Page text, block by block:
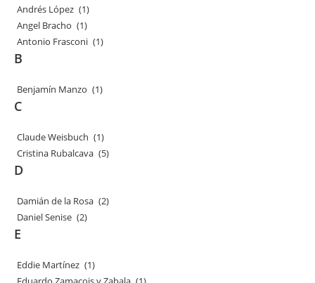
Andrés López (1)
Angel Bracho (1)
Antonio Frasconi (1)
B
Benjamín Manzo (1)
C
Claude Weisbuch (1)
Cristina Rubalcava (5)
D
Damián de la Rosa (2)
Daniel Senise (2)
E
Eddie Martínez (1)